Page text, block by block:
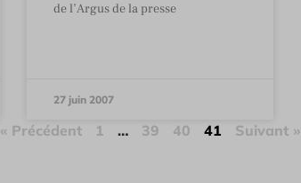
de l’Argus de la presse
27 juin 2007
« Précédent 1 … 39 40 41 Suivant »